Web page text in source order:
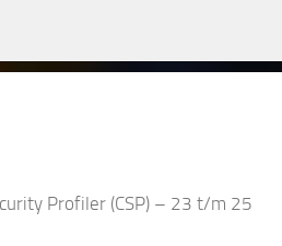
Profiler (CSP) – 23 t/m 25